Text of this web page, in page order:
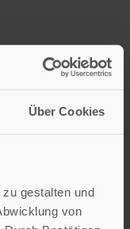
Über Cookies
gestalten und
von